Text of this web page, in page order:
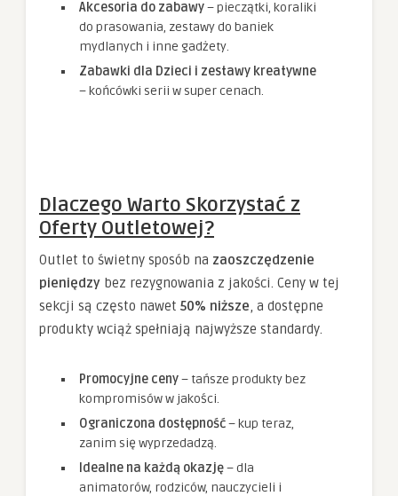
Akcesoria do zabawy– pieczątki, koraliki
do prasowania, zestawy do baniek
mydlanych i inne gadżety.
Zabawki dla Dzieci i zestawy kreatywne
– końcówki serii w super cenach.
Dlaczego Warto Skorzystać z
Oferty Outletowej?
Outlet to świetny sposób na zaoszczędzenie
pieniędzy bez rezygnowania z jakości. Ceny w tej
sekcji są często nawet 50% niższe, a dostępne
produkty wciąż spełniają najwyższe standardy.
Promocyjne ceny– tańsze produkty bez
kompromisów w jakości.
Ograniczona dostępność– kup teraz,
zanim się wyprzedadzą.
Idealne na każdą okazję– dla
animatorów, rodziców, nauczycieli i